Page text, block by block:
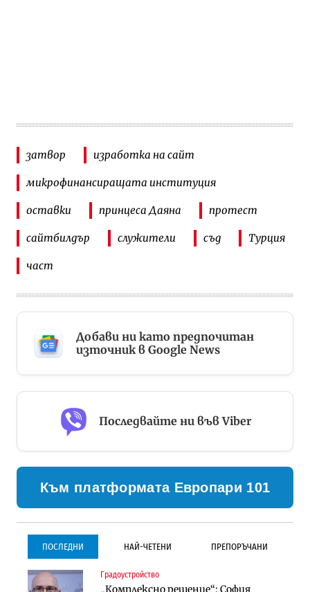
затвор изработка на сайт
микрофинансиращата институция
оставки принцеса Даяна протест
сайтбилдър служители съд Турция
част
Добави ни като предпочитан
източник в Google News
Последвайте ни във Viber
Към платформата Европари 101
ПОСЛЕДНИ НАЙ-ЧЕТЕНИ ПРЕПОРЪЧАНИ
Градоустройство
„Комплексно решение“: София
Градоустройство
Столична община избра
Инфраструктура
Проектирането на тунела под